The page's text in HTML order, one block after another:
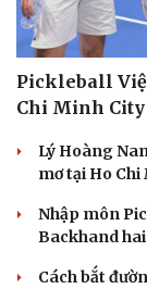
Pickleball
Chi Minh City
Lý Hoàng
mơ tại Ho Chi
Nhập môn
Backhand
Cách bắt